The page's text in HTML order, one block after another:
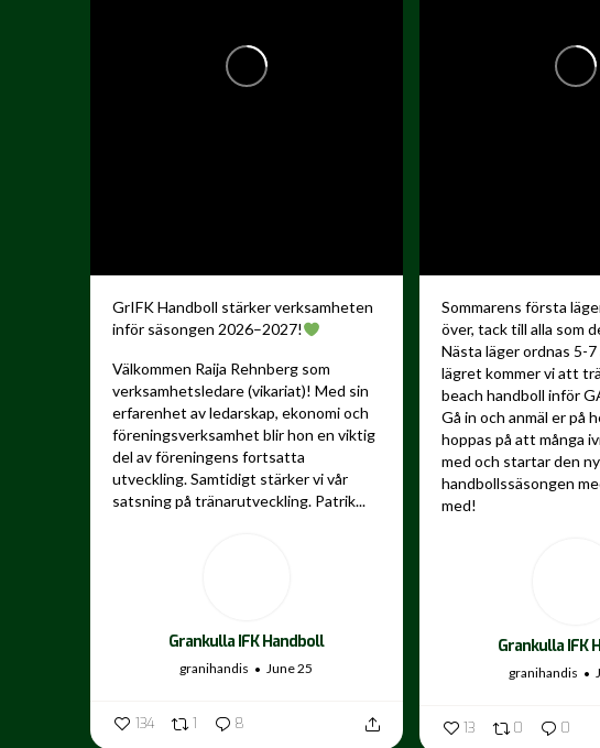
GrIFK Handboll stärker verksamheten
inför säsongen 2026–2027!
Välkommen Raija Rehnberg som
verksamhetsledare (vikariat)! Med sin
erfarenhet av ledarskap, ekonomi och
föreningsverksamhet blir hon en viktig
del av föreningens fortsatta
utveckling.Samtidigt stärker vi vår
satsning på tränarutveckling. Patrik...
Grankulla IFK Handboll
granihandis June 25
134 1 8
Sommarens första
över, tack till alla som
Nästa läger ordnas 5-
lägret kommer vi att
beach handboll inför
Gå in och anmäl er på
hoppas på att många
med och startar den
handbollssäsongen
med!
Grankulla IFK
granihandis
13 0 0